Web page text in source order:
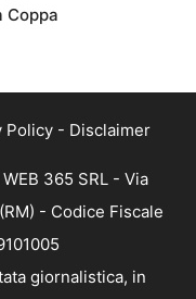
Coppa
Policy - Disclaimer
365 SRL - Via
- Codice Fiscale
giornalistica, in